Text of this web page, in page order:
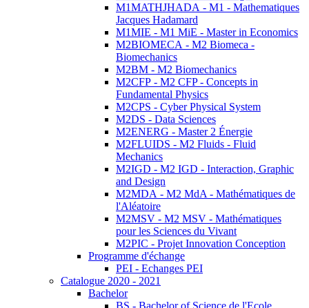
M1MATHJHADA - M1 - Mathematiques
Jacques Hadamard
M1MIE - M1 MiE - Master in Economics
M2BIOMECA - M2 Biomeca -
Biomechanics
M2BM - M2 Biomechanics
M2CFP - M2 CFP - Concepts in
Fundamental Physics
M2CPS - Cyber Physical System
M2DS - Data Sciences
M2ENERG - Master 2 Énergie
M2FLUIDS - M2 Fluids - Fluid
Mechanics
M2IGD - M2 IGD - Interaction, Graphic
and Design
M2MDA - M2 MdA - Mathématiques de
l'Aléatoire
M2MSV - M2 MSV - Mathématiques
pour les Sciences du Vivant
M2PIC - Projet Innovation Conception
Programme d'échange
PEI - Echanges PEI
Catalogue 2020 - 2021
Bachelor
BS - Bachelor of Science de l'Ecole